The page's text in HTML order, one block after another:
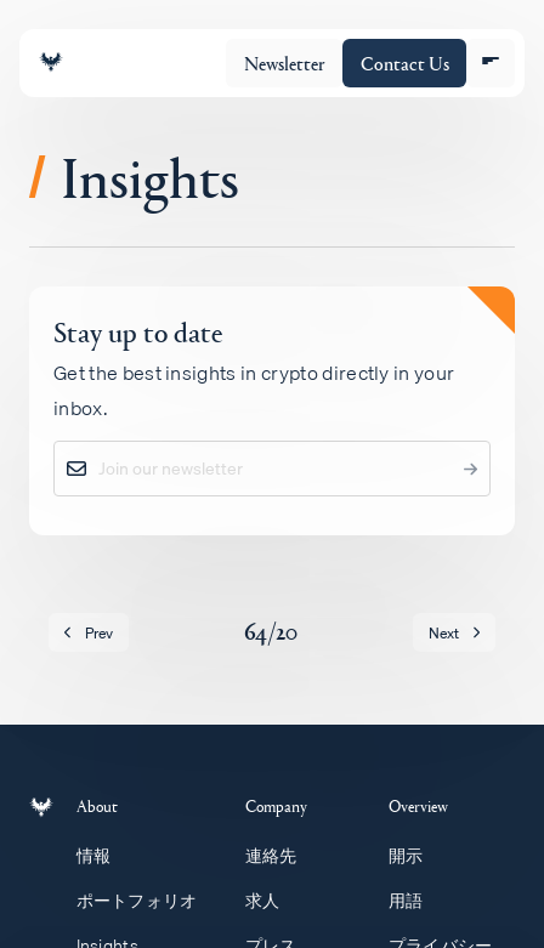
Newsletter Contact Us
チーム
ポートフォリオ
Insights
Policy
/ Insights
Prev 64/20 Next
Stay up to date
Get the best insights in crypto directly in your
inbox.
About
情報
ポートフォリオ
Company
連絡先
求人
Overview
開示
用語